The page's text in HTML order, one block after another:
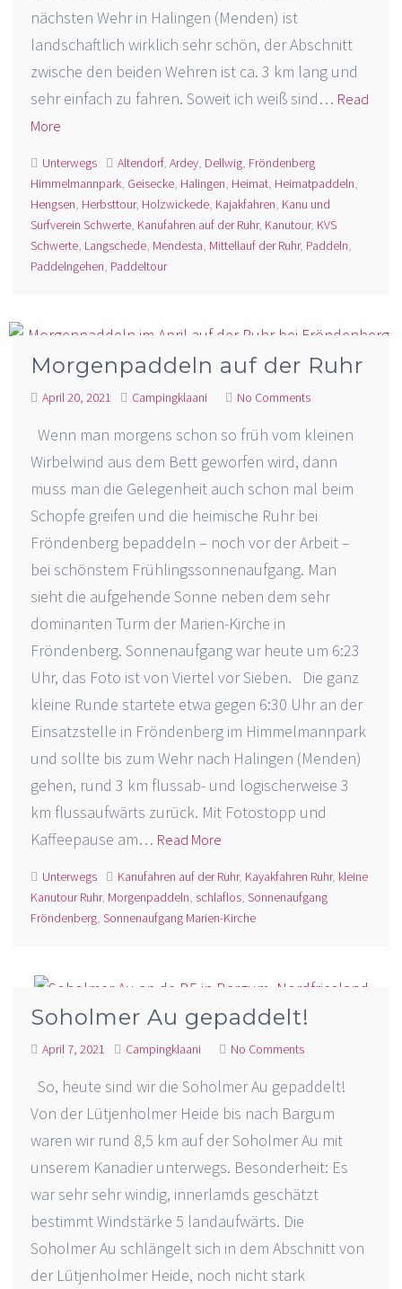
nächsten Wehr in Halingen (Menden) ist
landschaftlich wirklich sehr schön, der Abschnitt
zwische den beiden Wehren ist ca. 3 km lang und
sehr einfach zu fahren. Soweit ich weiß sind… Read
More
Unterwegs Altendorf,Ardey, Dellwig, Fröndenberg
Himmelmannpark, Geisecke, Halingen, Heimat, Heimatpaddeln,
Hengsen, Herbsttour, Holzwickede, Kajakfahren, Kanu und
Surfverein Schwerte, Kanufahren auf der Ruhr, Kanutour, KVS
Schwerte, Langschede, Mendesta, Mittellauf der Ruhr, Paddeln,
Paddelngehen, Paddeltour
Morgenpaddeln auf der Ruhr
April 20, 2021 Campingklaani No Comments
Wenn man morgens schon so früh vom kleinen
Wirbelwind aus dem Bett geworfen wird, dann
muss man die Gelegenheit auch schon mal beim
Schopfe greifen und die heimische Ruhr bei
Fröndenberg bepaddeln – noch vor der Arbeit –
bei schönstem Frühlingssonnenaufgang. Man
sieht die aufgehende Sonne neben dem sehr
dominanten Turm der Marien-Kirche in
Fröndenberg. Sonnenaufgang war heute um 6:23
Uhr, das Foto ist von Viertel vor Sieben. Die ganz
kleine Runde startete etwa gegen 6:30 Uhr an der
Einsatzstelle in Fröndenberg im Himmelmannpark
und sollte bis zum Wehr nach Halingen (Menden)
gehen, rund 3 km flussab- und logischerweise 3
km flussaufwärts zurück. Mit Fotostopp und
Kaffeepause am… Read More
Unterwegs Kanufahren auf der Ruhr, Kayakfahren Ruhr, kleine
Kanutour Ruhr, Morgenpaddeln, schlaflos,Sonnenaufgang
Fröndenberg,Sonnenaufgang Marien-Kirche
Soholmer Au gepaddelt!
April 7, 2021 Campingklaani No Comments
So, heute sind wir die Soholmer Au gepaddelt!
Von der Lütjenholmer Heide bis nach Bargum
waren wir rund 8,5 km auf der Soholmer Au mit
unserem Kanadier unterwegs. Besonderheit: Es
war sehr sehr windig, innerlamds geschätzt
bestimmt Windstärke 5 landaufwärts. Die
Soholmer Au schlängelt sich in dem Abschnitt von
der Lütjenholmer Heide, noch nicht stark